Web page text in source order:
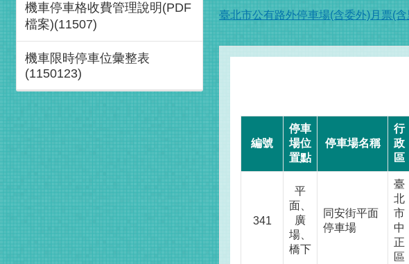
機車停車格收費管理說明(PDF
檔案)(11507)
機車限時停車位彙整表
(1150123)
臺北市公有路外停車場(含委外)月票(
編號
停車
場位
置點
停車場名稱
行
政
區
341
平
面、
廣
場、
橋下
同安街平面
停車場
臺
北
市
中
正
區